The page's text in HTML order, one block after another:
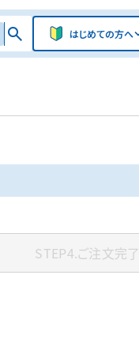
はじめての方へ
STEP4.ご注文完了